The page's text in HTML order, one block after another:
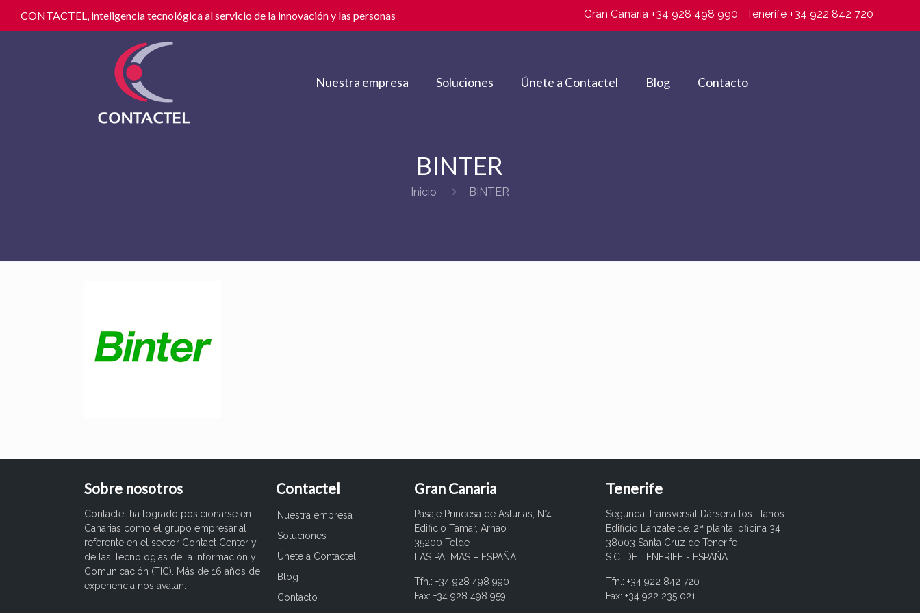
CONTACTEL, inteligencia tecnológica al servicio de la innovación y las personas Gran Canaria +34 928 498 990 Tenerife +34 922 842 720
Nuestra empresa Soluciones Únete a Contactel Blog Contacto
BINTER
Inicio BINTER
Sobre nosotros
Contactel ha logrado posicionarse en
Canarias como el grupo empresarial
referente en el sector Contact Center y
de las Tecnologías de la Información y
Comunicación (TIC). Más de 16 años de
experiencia nos avalan.
Contactel
Nuestra empresa
Soluciones
Únete a Contactel
Blog
Contacto
Gran Canaria
Pasaje Princesa de Asturias, N°4
Edificio Tamar, Arnao
35200 Telde
LAS PALMAS – ESPAÑA
Tfn.: +34 928 498 990
Fax: +34 928 498 959
Tenerife
Segunda Transversal Dársena los Llanos
Edificio Lanzateide. 2ª planta, oficina 34
38003 Santa Cruz de Tenerife
S.C. DE TENERIFE - ESPAÑA
Tfn.: +34 922 842 720
Fax: +34 922 235 021